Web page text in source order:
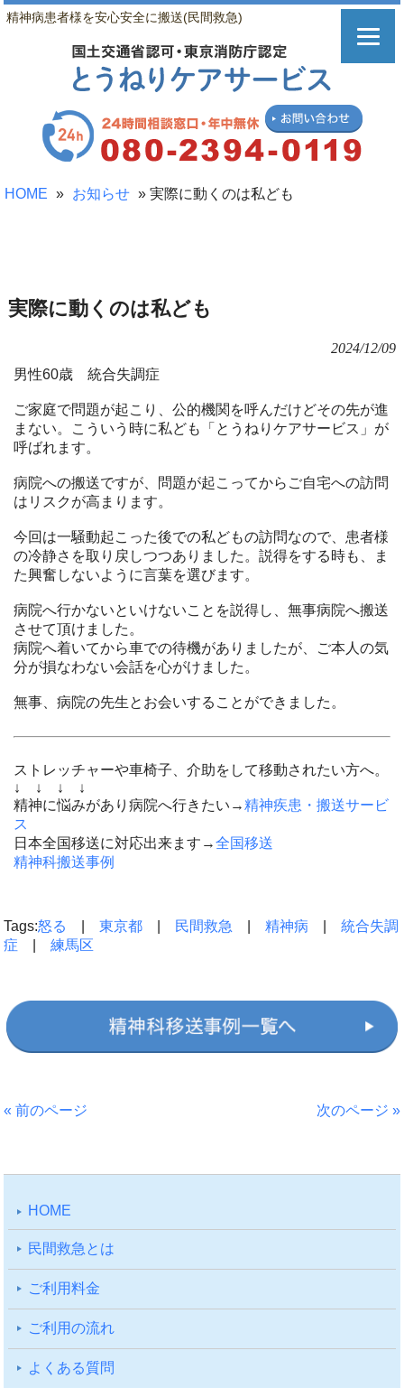
精神病患者様を安心安全に搬送(民間救急)
HOME » お知らせ » 実際に動くのは私ども
実際に動くのは私ども
2024/12/09
男性60歳 統合失調症
ご家庭で問題が起こり、公的機関を呼んだけどその先が進
まない。こういう時に私ども「とうねりケアサービス」が
呼ばれます。
病院への搬送ですが、問題が起こってからご自宅への訪問
はリスクが高まります。
今回は一騒動起こった後での私どもの訪問なので、患者様
の冷静さを取り戻しつつありました。説得をする時も、ま
た興奮しないように言葉を選びます。
病院へ行かないといけないことを説得し、無事病院へ搬送
させて頂けました。
病院へ着いてから車での待機がありましたが、ご本人の気
分が損なわない会話を心がけました。
無事、病院の先生とお会いすることができました。
ストレッチャーや車椅子、介助をして移動されたい方へ。
↓ ↓ ↓ ↓
精神に悩みがあり病院へ行きたい→精神疾患・搬送サービ
ス
日本全国移送に対応出来ます→全国移送
精神科搬送事例
Tags:怒る |東京都 民間救急 |精神病 |統合失調
症 |練馬区
« 前のページ 次のページ »
HOME
⺠間救急とは
ご利⽤料⾦
ご利⽤の流れ
よくある質問